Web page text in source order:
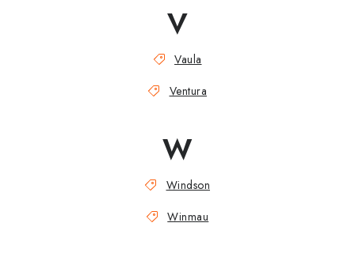
V
Vaula
Ventura
W
Windson
Winmau